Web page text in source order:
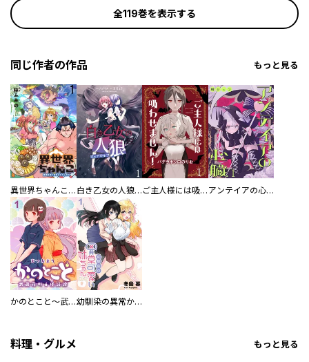
全119巻を表示する
同じ作者の作品 もっと見る
異世界ちゃんこ～横綱目前に召喚されたんだが～ 【連載版】 白き乙女の人狼（ウェアウルフ） 【連載版】 ご主人様には吸わせません！ 【連載版】 アンテイアの心臓 【連載版】
かのとこと～武蔵花町怪話譚～ 【連載版】 幼馴染の異常かわいい妹ちゃん 【連載版】
料理・グルメ もっと見る